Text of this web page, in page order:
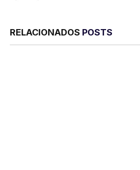
RELACIONADOS POSTS